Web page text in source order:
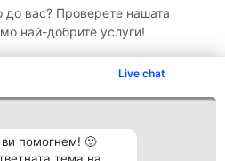
Live chat
помогнем! 🙂
до вас? Проверете нашата
най-добрите услуги!